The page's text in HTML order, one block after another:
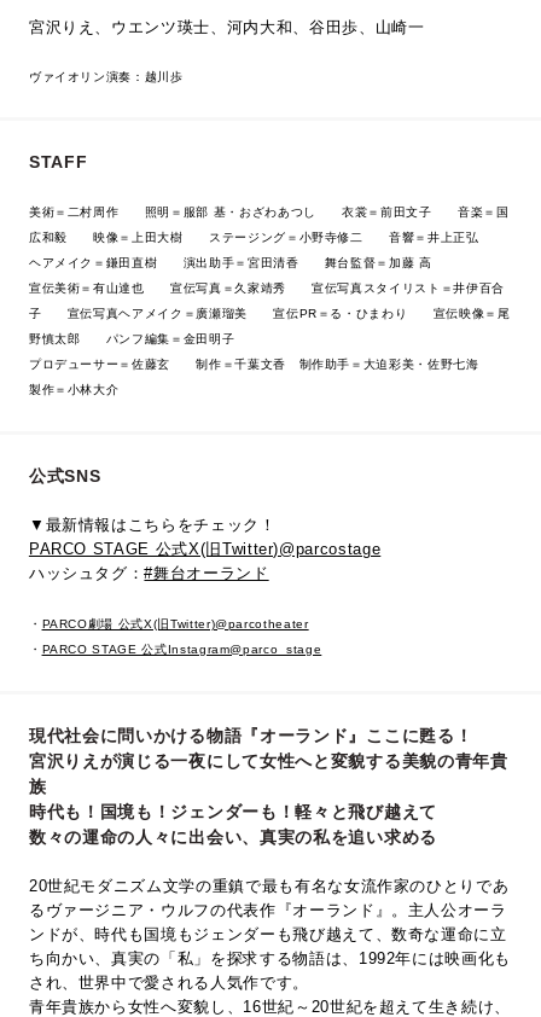
宮沢りえ、ウエンツ瑛士、河内大和、谷田歩、山崎一
ヴァイオリン演奏：越川歩
STAFF
美術＝二村周作 照明＝服部 基・おざわあつし 衣裳＝前田文子 音楽＝国
広和毅 映像＝上田大樹 ステージング＝小野寺修二 音響＝井上正弘
ヘアメイク＝鎌田直樹 演出助手＝宮田清香 舞台監督＝加藤 高
宣伝美術＝有山達也 宣伝写真＝久家靖秀 宣伝写真スタイリスト＝井伊百合
子 宣伝写真ヘアメイク＝廣瀬瑠美 宣伝PR＝る・ひまわり 宣伝映像＝尾
野慎太郎 パンフ編集＝金田明子
プロデューサー＝佐藤玄 制作＝千葉文香 制作助手＝大迫彩美・佐野七海
製作＝小林大介
公式SNS
▼最新情報はこちらをチェック！
PARCO STAGE 公式X(旧Twitter)@parcostage
ハッシュタグ：#舞台オーランド
・ PARCO劇場 公式X(旧Twitter)@parcotheater
・ PARCO STAGE 公式Instagram@parco_stage
現代社会に問いかける物語『オーランド』ここに甦る！
宮沢りえが演じる一夜にして女性へと変貌する美貌の青年貴
族
時代も！国境も！ジェンダーも！軽々と飛び越えて
数々の運命の人々に出会い、真実の私を追い求める
20世紀モダニズム文学の重鎮で最も有名な女流作家のひとりであ
るヴァージニア・ウルフの代表作『オーランド』。主人公オーラ
ンドが、時代も国境もジェンダーも飛び越えて、数奇な運命に立
ち向かい、真実の「私」を探求する物語は、1992年には映画化も
され、世界中で愛される人気作です。
青年貴族から女性へ変貌し、16世紀～20世紀を超えて生き続け、